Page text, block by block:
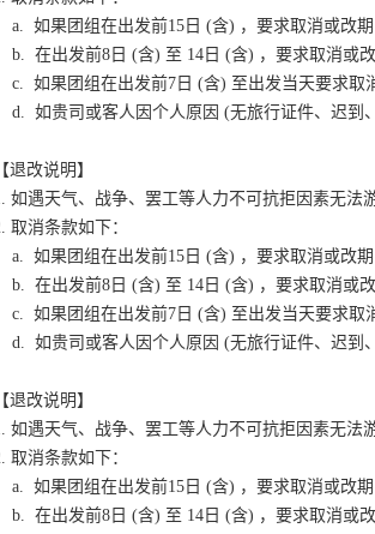
a. 如果团组在出发前15日 (含) ，要求取消或改
b. 在出发前8日 (含) 至 14日 (含) ，要求取消或
c. 如果团组在出发前7日 (含) 至出发当天要求取
d. 如贵司或客人因个人原因 (无旅行证件、迟到
【退改说明】
如遇天气、战争、罢工等人力不可抗拒因素无
取消条款如下：
a. 如果团组在出发前15日 (含) ，要求取消或改
b. 在出发前8日 (含) 至 14日 (含) ，要求取消或
c. 如果团组在出发前7日 (含) 至出发当天要求取
d. 如贵司或客人因个人原因 (无旅行证件、迟到
【退改说明】
如遇天气、战争、罢工等人力不可抗拒因素无
取消条款如下：
a. 如果团组在出发前15日 (含) ，要求取消或改
b. 在出发前8日 (含) 至 14日 (含) ，要求取消或